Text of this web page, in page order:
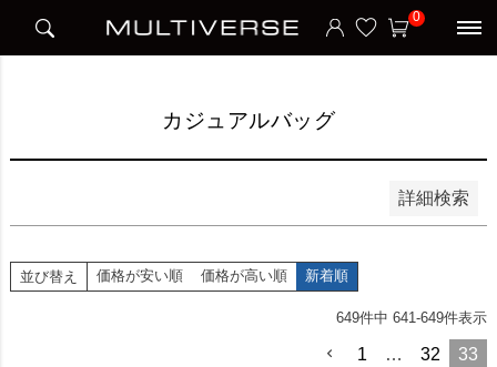
0
カジュアルバッグ
詳細検索
並び順
新着順
並び替え 価格が安い順 価格が高い順 新着順
649件中 641-649件表示
1 … 32 33